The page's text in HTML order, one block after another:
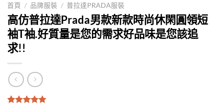
首頁 / 品牌服裝 / 普拉達PRADA服裝
高仿普拉達Prada男款新款時尚休閑圓領短
袖T袖.好質量是您的需求好品味是您該追
求!!